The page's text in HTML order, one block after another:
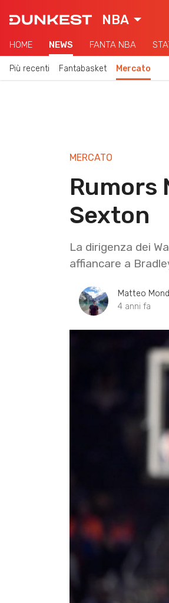
NBA
HOME NEWS FANTA NBA
Più recenti Fantabasket Mercato
MERCATO
Rumors
Sexton
La dirigenza dei
affiancare a
Matteo
4 anni fa